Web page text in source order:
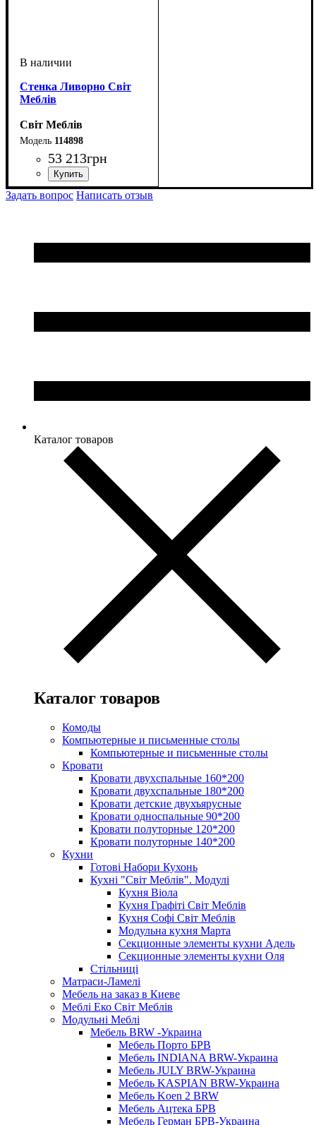
Стенка Ливорно Світ
Меблів
Світ Меблів
114898
53 213грн
Задать вопрос Написать отзыв
Каталог товаров
Каталог товаров
Комоды
Компьютерные и письменные столы
Компьютерные и письменные столы
Кровати
Кровати двухспальные 160*200
Кровати двухспальные 180*200
Кровати детские двухъярусные
Кровати односпальные 90*200
Кровати полуторные 120*200
Кровати полуторные 140*200
Кухни
Готові Набори Кухонь
Кухні "Світ Меблів". Модулі
Кухня Віола
Кухня Графіті Світ Меблів
Кухня Софі Світ Меблів
Модульна кухня Марта
Секционные элементы кухни Адель
Секционные элементы кухни Оля
Стільниці
Матраси-Ламелі
Мебель на заказ в Киеве
Меблі Еко Світ Меблів
Модульні Меблі
Мебель BRW -Украина
Мебель Порто БРВ
Мебель INDIANA BRW-Украина
Мебель JULY BRW-Украина
Мебель KASPIAN BRW-Украина
Мебель Koen 2 BRW
Мебель Ацтека БРВ
Мебель Герман БРВ-Украина